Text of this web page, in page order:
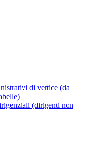
di vertice (da
(dirigenti non